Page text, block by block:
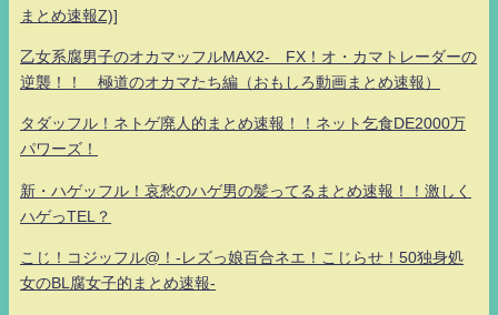
まとめ速報Z)]
乙女系腐男子のオカマッフルMAX2- FX！オ・カマトレーダーの
逆襲！！ 極道のオカマたち編（おもしろ動画まとめ速報）
タダッフル！ネトゲ廃人的まとめ速報！！ネット乞食DE2000万
パワーズ！
新・ハゲッフル！哀愁のハゲ男の髪ってるまとめ速報！！激しく
ハゲっTEL？
こじ！コジッフル@！-レズっ娘百合ネエ！こじらせ！50独身処
女のBL腐女子的まとめ速報-